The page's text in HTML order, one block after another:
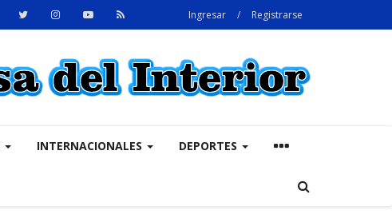
Ingresar / Registrarse
INTERNACIONALES DEPORTES